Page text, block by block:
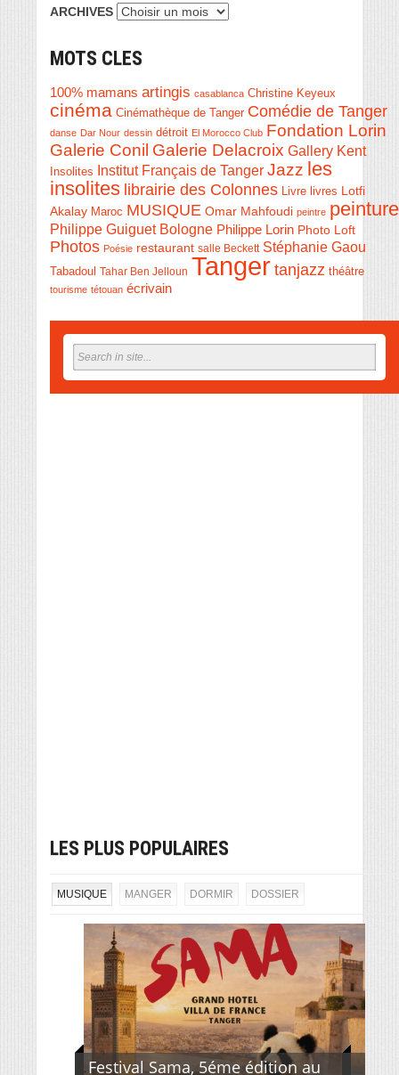
ARCHIVES
MOTS CLES
100% mamans artingis casablanca Christine Keyeux
cinéma Cinémathèque de Tanger Comédie de Tanger
danse Dar Nour dessin détroit El Morocco Club Fondation Lorin
Galerie Conil Galerie Delacroix Gallery Kent
Insolites Institut Français de Tanger Jazz les
insolites librairie des Colonnes Livre livres Lotfi
Akalay Maroc MUSIQUE Omar Mahfoudi peintre peinture
Philippe Guiguet Bologne Philippe Lorin Photo Loft
Photos Poésie restaurant salle Beckett Stéphanie Gaou
Tabadoul Tahar Ben Jelloun Tanger tanjazz théâtre
tourisme tétouan écrivain
LES PLUS POPULAIRES
MUSIQUE MANGER DORMIR DOSSIER
Festival Sama, 5éme édition au